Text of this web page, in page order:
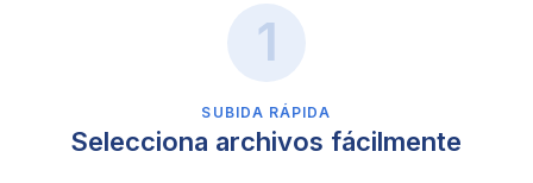
SUBIDA RÁPIDA
Selecciona archivos fácilmente